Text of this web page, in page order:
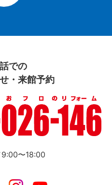
での
・来館予約
〜18:00